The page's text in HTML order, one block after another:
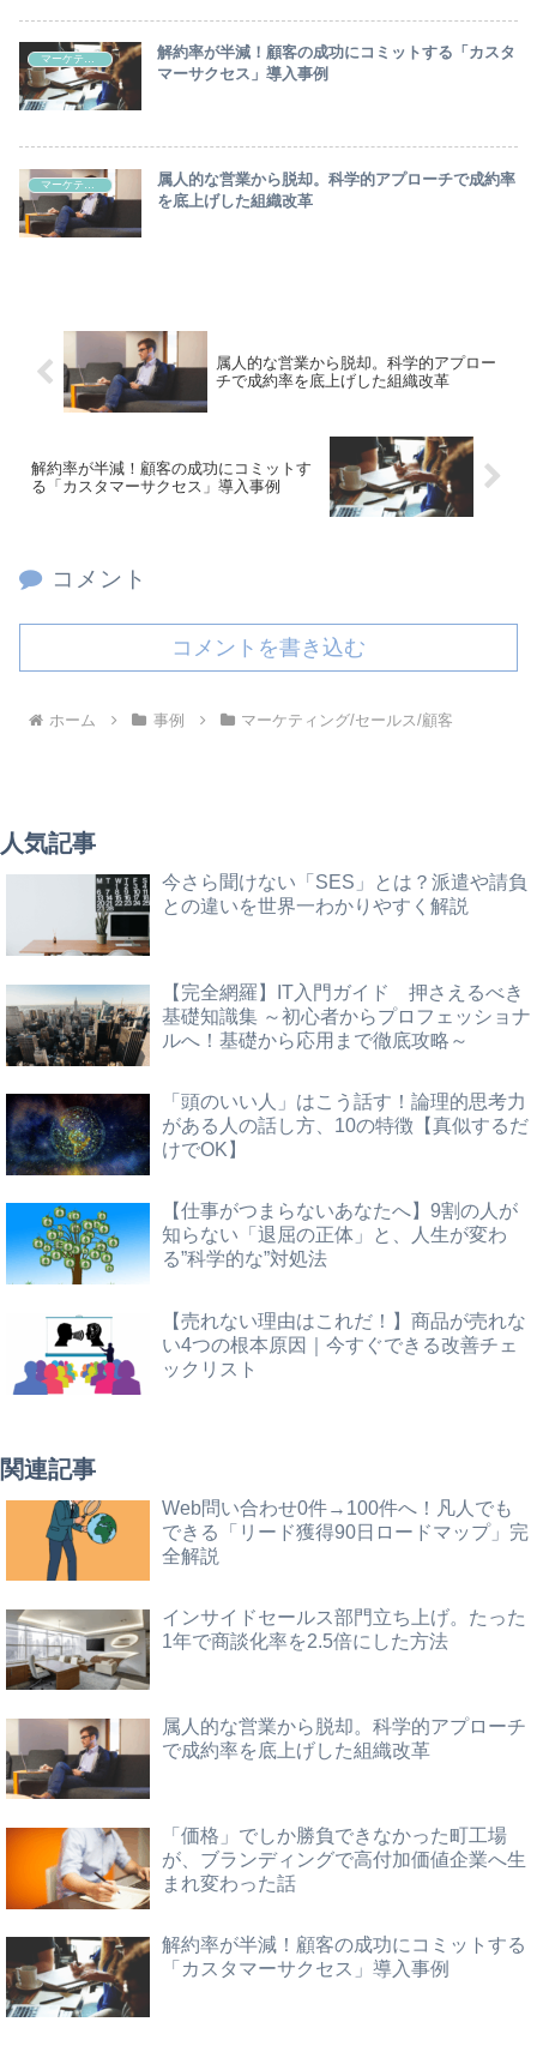
解約率が半減！顧客の成功にコミットする「カスタ
マーサクセス」導入事例
マーケティング/セールス/顧客
属人的な営業から脱却。科学的アプローチで成約率
を底上げした組織改革
属人的な営業から脱却。科学的アプロー
チで成約率を底上げした組織改革
解約率が半減！顧客の成功にコミットす
る「カスタマーサクセス」導入事例
コメント
コメントを書き込む
ホーム 事例 マーケティング/セールス/顧客
人気記事
今さら聞けない「SES」とは？派遣や請負
との違いを世界一わかりやすく解説
【完全網羅】IT入門ガイド 押さえるべき
基礎知識集 ～初心者からプロフェッショナ
ルへ！基礎から応用まで徹底攻略～
「頭のいい人」はこう話す！論理的思考力
がある人の話し方、10の特徴【真似するだ
けでOK】
【仕事がつまらないあなたへ】9割の人が
知らない「退屈の正体」と、人生が変わ
る”科学的な”対処法
【売れない理由はこれだ！】商品が売れな
い4つの根本原因｜今すぐできる改善チェ
ックリスト
関連記事
Web問い合わせ0件→100件へ！凡人でも
できる「リード獲得90日ロードマップ」完
全解説
インサイドセールス部門立ち上げ。たった
1年で商談化率を2.5倍にした方法
属人的な営業から脱却。科学的アプローチ
で成約率を底上げした組織改革
「価格」でしか勝負できなかった町工場
が、ブランディングで高付加価値企業へ生
まれ変わった話
解約率が半減！顧客の成功にコミットする
「カスタマーサクセス」導入事例